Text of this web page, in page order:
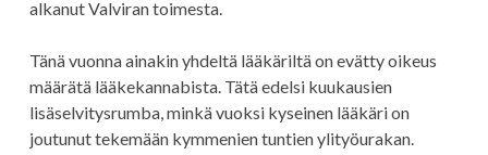
alkanut Valviran toimesta.
Tänä vuonna ainakin yhdeltä lääkäriltä on evätty oikeus
määrätä lääkekannabista. Tätä edelsi kuukausien
lisäselvitysrumba, minkä vuoksi kyseinen lääkäri on
joutunut tekemään kymmenien tuntien ylityöurakan.